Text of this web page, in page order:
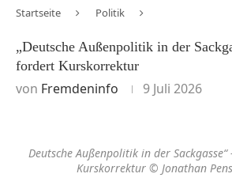
Startseite Politik
„Deutsche Außenpolitik in der
fordert Kurskorrektur
von Fremdeninfo 9 Juli 2026
Deutsche Außenpolitik in der
Kurskorrektur © Jonathan